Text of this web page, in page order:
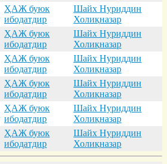
ҲАЖ буюк
ибодатдир
Шайх Нуриддин
Холиқназар
ҲАЖ буюк
ибодатдир
Шайх Нуриддин
Холиқназар
ҲАЖ буюк
ибодатдир
Шайх Нуриддин
Холиқназар
ҲАЖ буюк
ибодатдир
Шайх Нуриддин
Холиқназар
ҲАЖ буюк
ибодатдир
Шайх Нуриддин
Холиқназар
ҲАЖ буюк
ибодатдир
Шайх Нуриддин
Холиқназар